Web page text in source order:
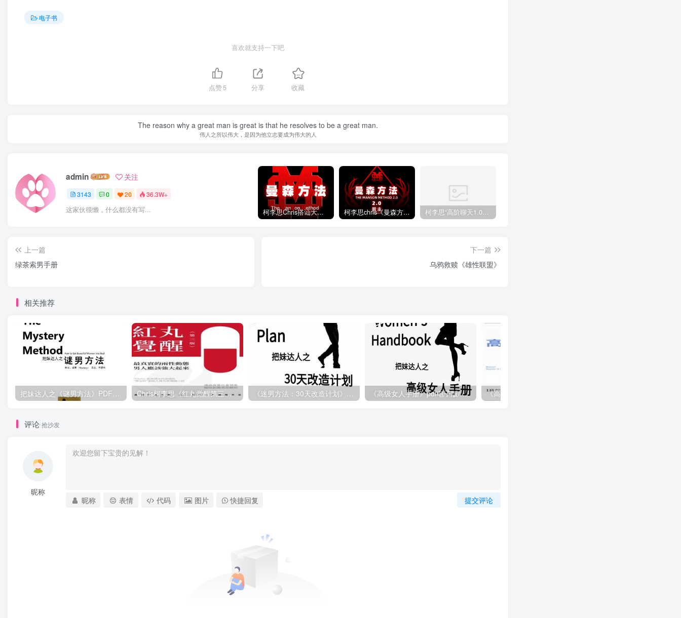
电子书
喜欢就支持一下吧
点赞5 分享 收藏
The reason why a great man is great is that he resolves to be a great man.
伟人之所以伟大，是因为他立志要成为伟大的人
admin 关注
3143 0 20 36.3W+
这家伙很懒，什么都没有写... 柯李思Chris搭讪大师“曼森方法”完整版下载 柯李思chris《曼森方法2.0课程》百度云免费下载 柯李思“高阶聊天1.0+2.0”搭讪大师chris
上一篇
绿茶索男手册
下一篇
乌鸦救赎《雄性联盟》
相关推荐
把妹达人之《谜男方法》PDF电子书下载【081504】 Chris柯李思《红丸觉醒第三版》电子书/无水印 《迷男方法：30天改造计划》pdf电子版/无水印 《高级女人手册》pdf电子版/无水印
评论 抢沙发
昵称
提交评论
昵称 表情 代码 图片 快捷回复